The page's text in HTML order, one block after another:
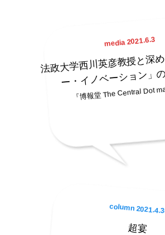
media 2021.6.3
法政大学西川英彦教授と深
ー・イノベーション」
『博報堂 The Central Dot
column
超宴